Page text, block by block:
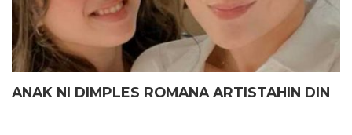
ANAK NI DIMPLES ROMANA ARTISTAHIN DIN